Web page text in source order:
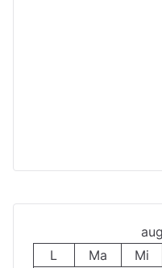
L
Ma Mi